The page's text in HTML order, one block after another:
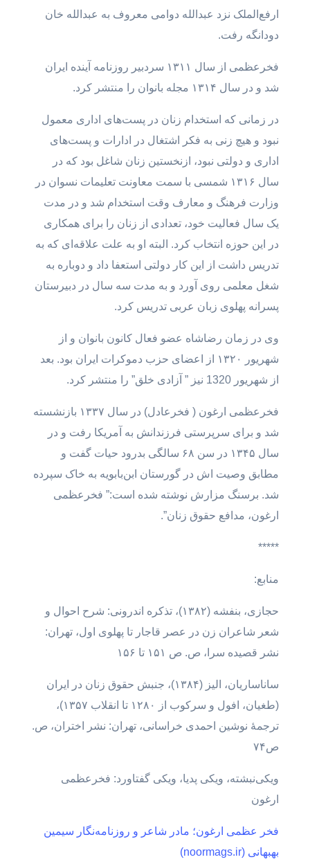
ارفع‌الملک نزد عبدالله دوامی معروف به عبدالله خان
دودانگه رفت.
فخرعظمی از سال ۱۳۱۱ سردبیر روزنامه آینده ایران
شد و در سال ۱۳۱۴ مجله بانوان را منتشر کرد.
در زمانی که استخدام زنان در پست‌های اداری معمول
نبود و هیچ زنی به فکر اشتغال در ادارات و پست‌های
اداری و دولتی نبود، ازنخستین زنان شاغل بود که در
سال ۱۳۱۶ شمسی با سمت معاونت تعلیمات نسوان در
وزارت فرهنگ و معارف وقت استخدام شد و در مدت
یک سال فعالیت خود، تعدادی از زنان را برای همکاری
در این حوزه انتخاب کرد. البته او به علت علاقه‌ای که به
تدریس داشت از این کار دولتی استعفا داد و دوباره به
شغل معلمی روی آورد و به مدت سه سال در دبیرستان
پسرانه پهلوی زبان عربی تدریس کرد.
وی در زمان رضاشاه عضو فعال کانون بانوان و از
شهریور ۱۳۲۰ از اعضای حزب دموکرات ایران بود. بعد
از شهریور 1320 نیز ” آزادی خلق” را منتشر کرد.
فخرعظمی ارغون ( فخرعادل) در سال ۱۳۳۷ بازنشسته
شد و برای سرپرستی فرزندانش به آمریکا رفت و در
سال ۱۳۴۵ در سن ۶۸ سالگی بدرود حیات گفت و
مطابق وصیت اش در گورستان ابن‌بابویه به خاک سپرده
شد. برسنگ مزارش نوشته شده است:” فخرعظمى
ارغون، مدافع حقوق زنان”.
*****
منابع:
حجازی، بنفشه (۱۳۸۲)، تذکره اندرونی: شرح احوال و
شعر شاعران زن در عصر قاجار تا پهلوی اول، تهران:
نشر قصیده سرا، ص. ص ۱۵۱ تا ۱۵۶
ساناساریان، الیز (۱۳۸۴)، جنبش حقوق زنان در ایران
(طغیان، افول و سرکوب از ۱۲۸۰ تا انقلاب ۱۳۵۷)،
ترجمهٔ نوشین احمدی خراسانی، تهران: نشر اختران، ص.
ص۷۴
ویکی‌نبشته، ویکی پدیا، ویکی گفتاورد: فخرعظمی
ارغون
فخر عظمی ارغون؛ مادر شاعر و روزنامه‌نگار سیمین
بهبهانی (noormags.ir)